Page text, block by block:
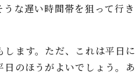
な遅い時間帯を狙って行き
ます。ただ、これは平日に
のほうがよいでしょう。あ